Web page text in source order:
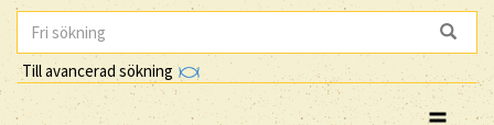
Till avancerad sökning